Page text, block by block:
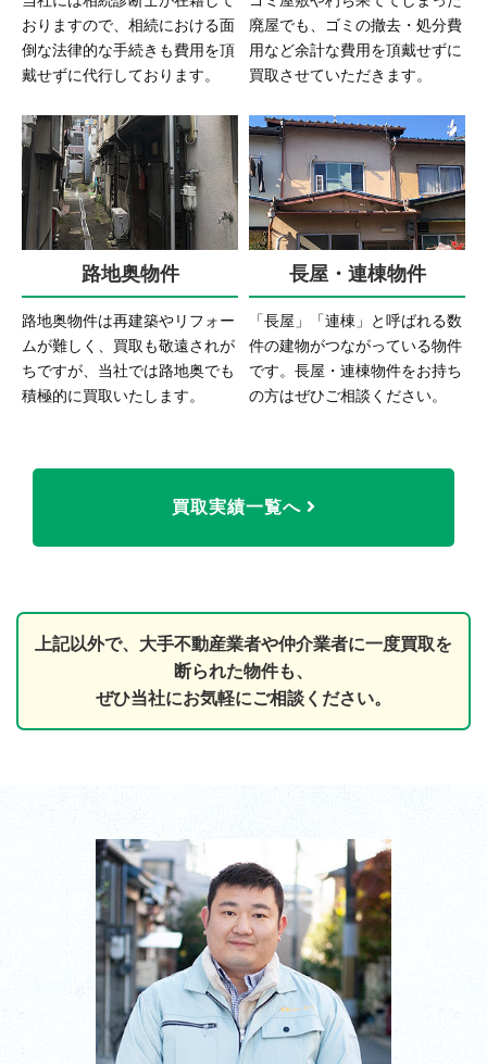
おりますので、相続における面
倒な法律的な手続きも費用を頂
戴せずに代行しております。
廃屋でも、ゴミの撤去・処分費
用など余計な費用を頂戴せずに
買取させていただきます。
路地奥物件
路地奥物件は再建築やリフォー
ムが難しく、買取も敬遠されが
ちですが、当社では路地奥でも
積極的に買取いたします。
長屋・連棟物件
「長屋」「連棟」と呼ばれる数
件の建物がつながっている物件
です。長屋・連棟物件をお持ち
の方はぜひご相談ください。
買取実績一覧へ
上記以外で、大手不動産業者や仲介業者に一度買取を
断られた物件も、
ぜひ当社にお気軽にご相談ください。